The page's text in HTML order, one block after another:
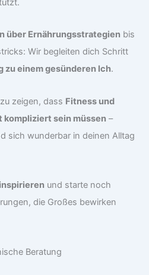
über Ernährungsstrategien bis
Wir begleiten dich Schritt
zu einem gesünderen Ich.
zeigen, dass Fitness und
kompliziert sein müssen –
sich wunderbar in deinen Alltag
und starte noch
die Großes bewirken
Beratung